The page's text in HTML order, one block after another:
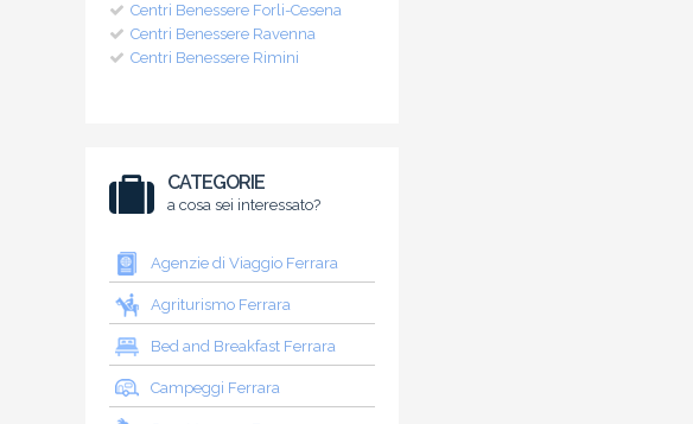
Centri Benessere Forli-Cesena
Centri Benessere Ravenna
Centri Benessere Rimini
CATEGORIE
a cosa sei interessato?
Agenzie di Viaggio Ferrara
Agriturismo Ferrara
Bed and Breakfast Ferrara
Campeggi Ferrara